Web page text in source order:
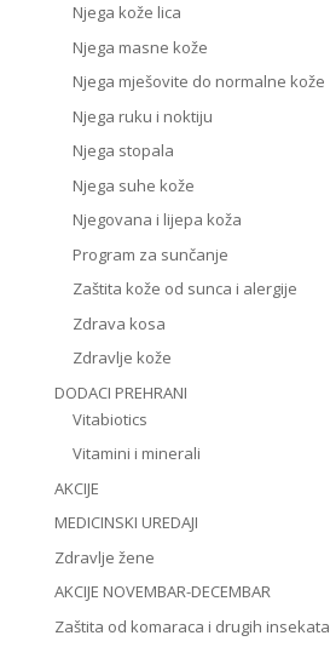
Njega kože lica
Njega masne kože
Njega mješovite do normalne kože
Njega ruku i noktiju
Njega stopala
Njega suhe kože
Njegovana i lijepa koža
Program za sunčanje
Zaštita kože od sunca i alergije
Zdrava kosa
Zdravlje kože
DODACI PREHRANI
Vitabiotics
Vitamini i minerali
AKCIJE
MEDICINSKI UREDAJI
Zdravlje žene
AKCIJE NOVEMBAR-DECEMBAR
Zaštita od komaraca i drugih insekata